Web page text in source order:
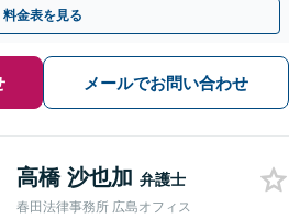
料金表を見る
メールでお問い合わせ
高橋 沙也加 弁護士
春田法律事務所 広島オフィス